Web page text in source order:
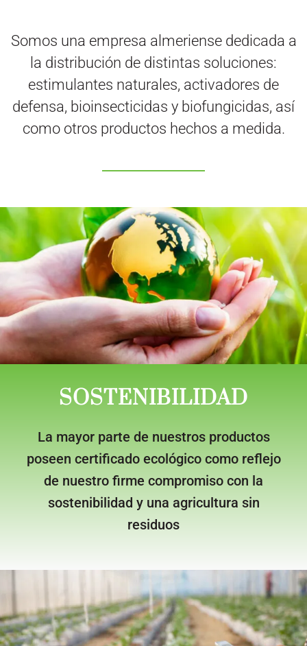
Somos una empresa almeriense dedicada a
la distribución de distintas soluciones:
estimulantes naturales, activadores de
defensa, bioinsecticidas y biofungicidas, así
como otros productos hechos a medida.
SOSTENIBILIDAD
La mayor parte de nuestros productos
poseen certificado ecológico como reflejo
de nuestro firme compromiso con la
sostenibilidad y una agricultura sin
residuos